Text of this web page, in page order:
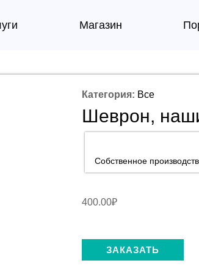
Магазин
Категория: Все
Шеврон,
Собственное
400.00₽
ЗАКАЗАТЬ